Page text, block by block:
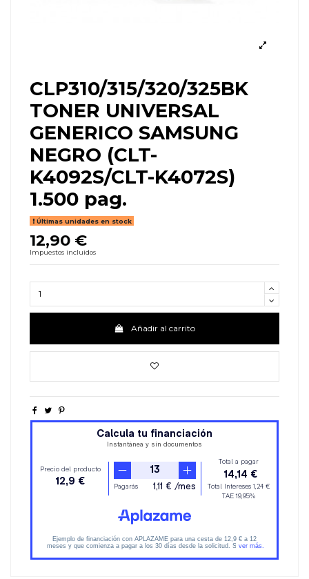
CLP310/315/320/325BK
TONER UNIVERSAL
GENERICO SAMSUNG
NEGRO (CLT-
K4092S/CLT-K4072S)
1.500 pag.
Últimas unidades en stock
12,90 €
Impuestos incluidos
Añadir al carrito